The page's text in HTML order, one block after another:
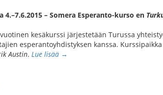
4.–7.6.2015 – Somera Esperanto-kurso en
kesäkurssi järjestetään Turussa
esperantoyhdistyksen kanssa.
Austin. Lue lisää →